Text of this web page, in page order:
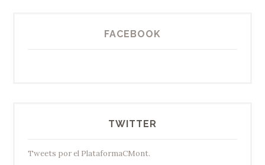
FACEBOOK
TWITTER
Tweets por el PlataformaCMont.